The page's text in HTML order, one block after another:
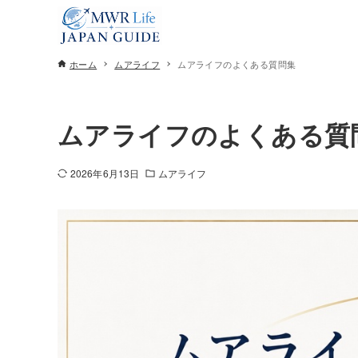
ホーム ムアライフ ムアライフのよくある質問集
ムアライフのよくある質
2026年6月13日 ムアライフ